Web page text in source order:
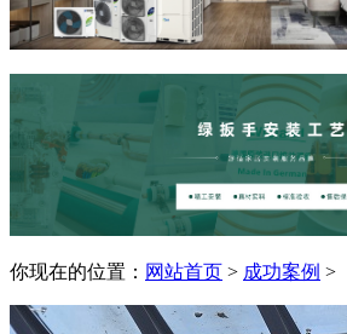
你现在的位置： 网站首页 > 成功案例 >